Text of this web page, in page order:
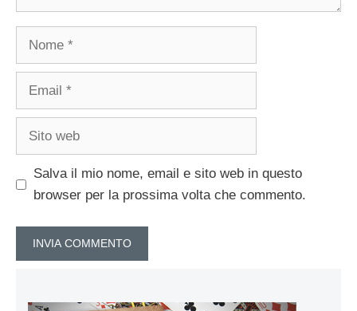
Nome
Email
Sito
Salva il mio nome, email e sito web in questo
browser per la prossima volta che commento.